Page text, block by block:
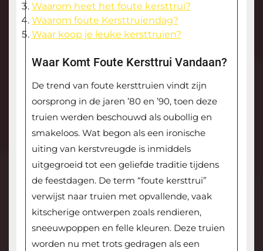
Waarom heet het foute kersttrui?
Waarom foute Kersttruiendag?
Waar koop je leuke kersttruien?
Waar Komt Foute Kersttrui Vandaan?
De trend van foute kersttruien vindt zijn
oorsprong in de jaren ’80 en ’90, toen deze
truien werden beschouwd als oubollig en
smakeloos. Wat begon als een ironische
uiting van kerstvreugde is inmiddels
uitgegroeid tot een geliefde traditie tijdens
de feestdagen. De term “foute kersttrui”
verwijst naar truien met opvallende, vaak
kitscherige ontwerpen zoals rendieren,
sneeuwpoppen en felle kleuren. Deze truien
worden nu met trots gedragen als een